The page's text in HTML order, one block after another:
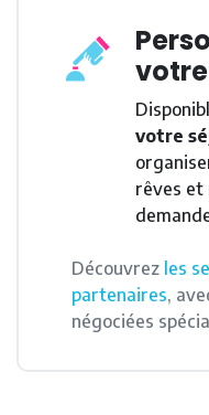
votre
rêves et
Découvrez les
partenaires,
négociées